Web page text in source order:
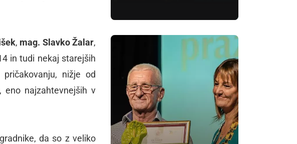
, mag. Slavko Žalar,
in tudi nekaj starejših
nižje od
eno najzahtevnejših v
da so z veliko